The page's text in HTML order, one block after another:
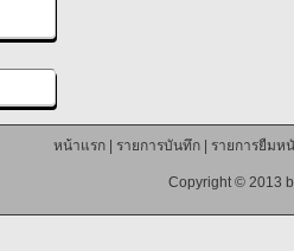
หน้าแรก| รายการบันทึก| รายการยืมห
Copyright © 2013